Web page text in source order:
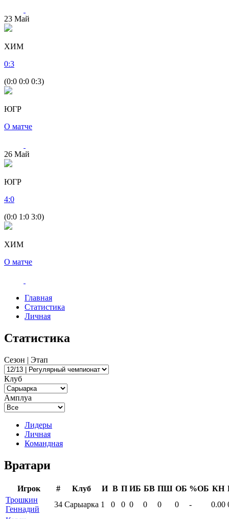
23 Май
ХИМ
0:3
(0:0 0:0 0:3)
ЮГР
О матче
26 Май
ЮГР
4:0
(0:0 1:0 3:0)
ХИМ
О матче
Главная
Статистика
Личная
Статистика
Сезон | Этап
Клуб
Амплуа
Лидеры
Личная
Командная
Вратари
Игрок # Клуб И В П ИБ БВ ПШ ОБ %ОБ КН
Трошкин
Геннадий
34 Сарыарка 1 0 0 0 0 0 0 - 0.00